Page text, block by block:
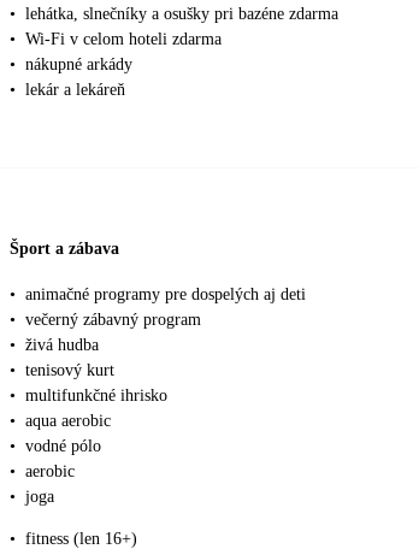
• lehátka, slnečníky a osušky pri bazéne zdarma
• Wi-Fi v celom hoteli zdarma
• nákupné arkády
• lekár a lekáreň
Šport a zábava
• animačné programy pre dospelých aj deti
• večerný zábavný program
• živá hudba
• tenisový kurt
• multifunkčné ihrisko
• aqua aerobic
• vodné pólo
• aerobic
• joga
• fitness (len 16+)